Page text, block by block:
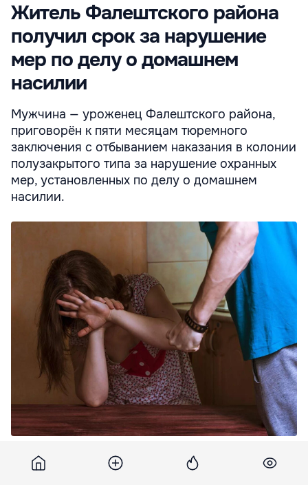
Житель Фалештского района
получил срок за нарушение
мер по делу о домашнем
насилии
Мужчина — уроженец Фалештского района,
приговорён к пяти месяцам тюремного
заключения с отбыванием наказания в колонии
полузакрытого типа за нарушение охранных
мер, установленных по делу о домашнем
насилии.
домашнем насилии.